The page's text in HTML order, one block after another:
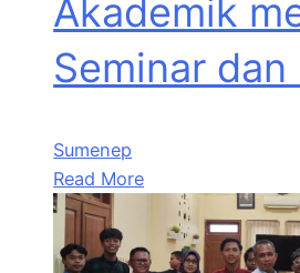
Akademik
Seminar dan
Sumenep
Read More